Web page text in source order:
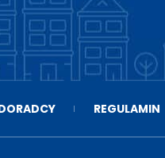
REGULAMIN